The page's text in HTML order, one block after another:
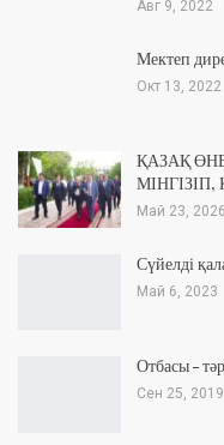
Авг 9, 2022
Мектеп
Окт 13, 2022
ҚАЗАҚ
Май 23, 2026
Сүйелді
Май 6, 2023
Отбасы –
Сен 25, 2019